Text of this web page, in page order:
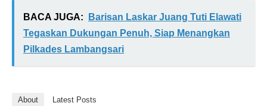
BACA JUGA:
Barisan Laskar Juang Tuti Elawati
Tegaskan Dukungan Penuh, Siap Menangkan
Pilkades Lambangsari
About Latest Posts